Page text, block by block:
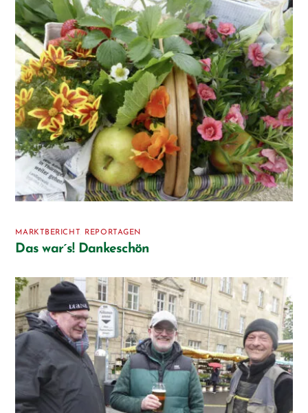
MARKTBERICHT REPORTAGEN
Das war´s! Dankeschön